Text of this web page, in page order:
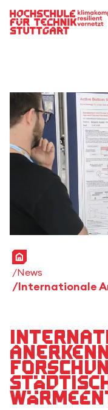
Startseite
News